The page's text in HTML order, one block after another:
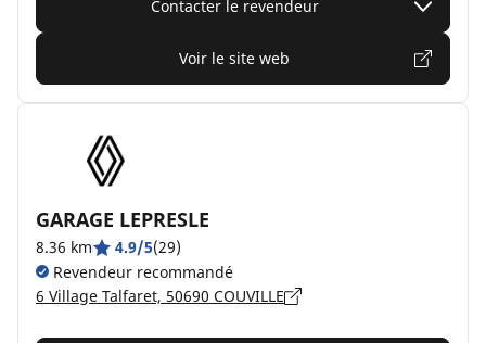
Contacter le revendeur
Voir le site web
GARAGE LEPRESLE
8.36 km 4.9/5(29)
Revendeur recommandé
6 Village Talfaret, 50690 COUVILLE